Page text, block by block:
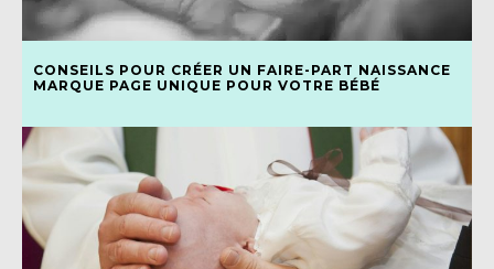
CONSEILS POUR CRÉER UN FAIRE-PART NAISSANCE
MARQUE PAGE UNIQUE POUR VOTRE BÉBÉ